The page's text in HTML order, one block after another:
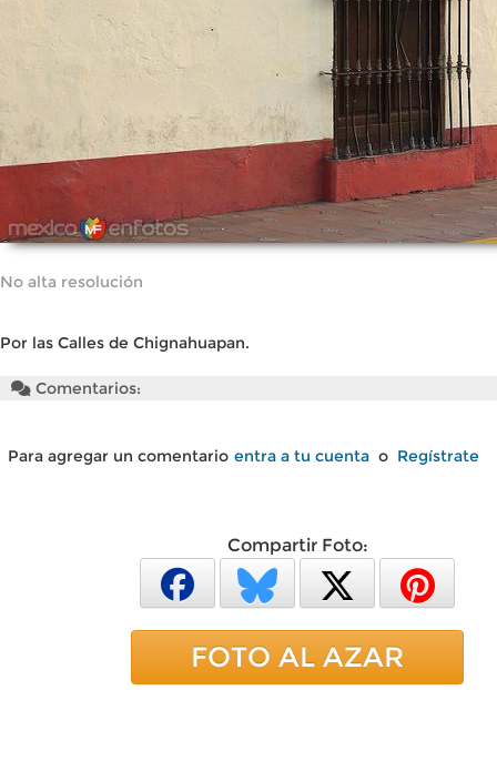
No alta resolución
Por las Calles de Chignahuapan.
Comentarios:
Para agregar un comentario entra a tu cuenta o Regístrate
Compartir Foto:
FOTO AL AZAR